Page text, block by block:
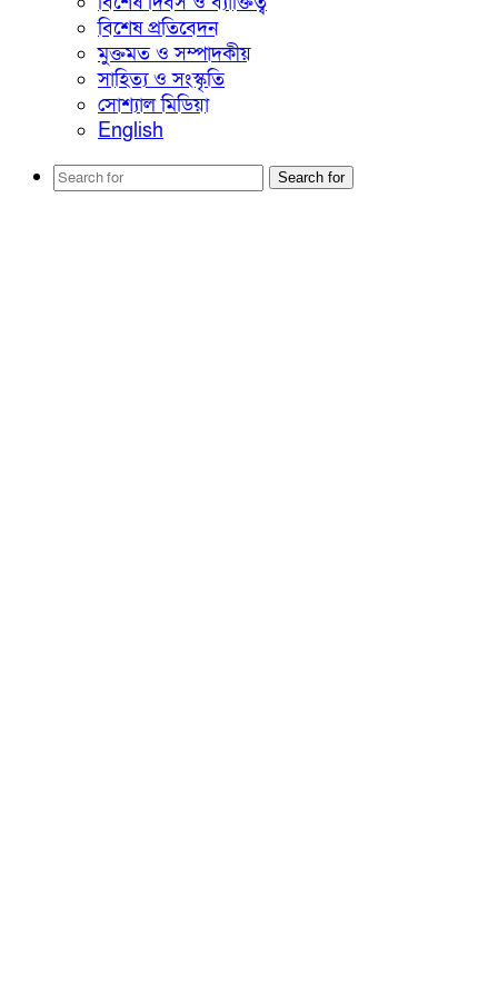
বিশেষ প্রতিবেদন
মুক্তমত ও সম্পাদকীয়
সাহিত্য ও সংস্কৃতি
সোশ্যাল মিডিয়া
English
Search for